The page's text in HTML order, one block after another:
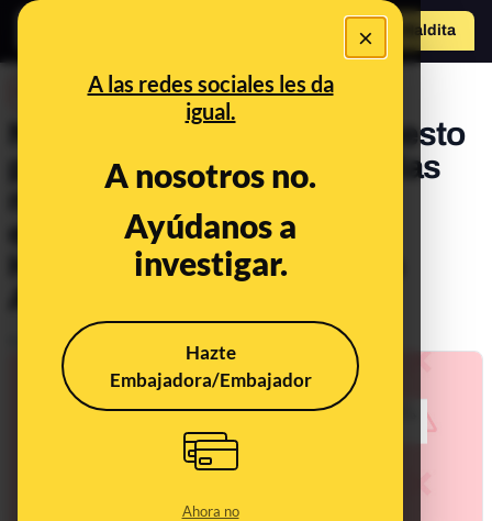
×
A las redes sociales les da
igual.
A nosotros no.
Ayúdanos a
investigar.
Hazte
Embajadora/Embajador
Ahora no
Hazte Maldito
No, estas fotos de un supuesto
policía infiltrado no son de las
manifestaciones tras el
encarcelamiento de Pablo
Hasél: son de protestas en
Publicado el